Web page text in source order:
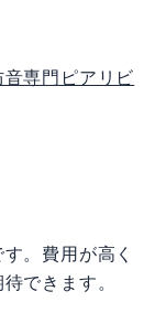
専門ピアリビ
。費用が高く
できます。